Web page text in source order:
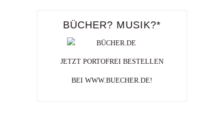
BÜCHER? MUSIK?*
JETZT PORTOFREI BESTELLEN
BEI WWW.BUECHER.DE!